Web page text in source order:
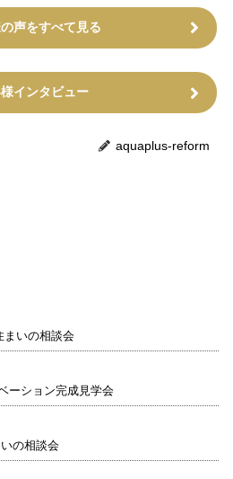
声をすべて見る
インタビュー
aquaplus-reform
まいの相談会
ーション完成見学会
の相談会